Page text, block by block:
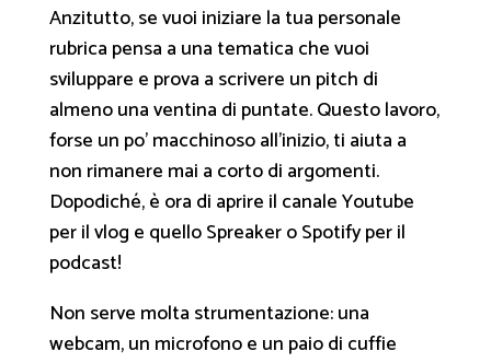
Anzitutto, se vuoi iniziare la tua personale
rubrica pensa a una tematica che vuoi
sviluppare e prova a scrivere un pitch di
almeno una ventina di puntate. Questo lavoro,
forse un po’ macchinoso all’inizio, ti aiuta a
non rimanere mai a corto di argomenti.
Dopodiché, è ora di aprire il canale Youtube
per il vlog e quello Spreaker o Spotify per il
podcast!
Non serve molta strumentazione: una
webcam, un microfono e un paio di cuffie